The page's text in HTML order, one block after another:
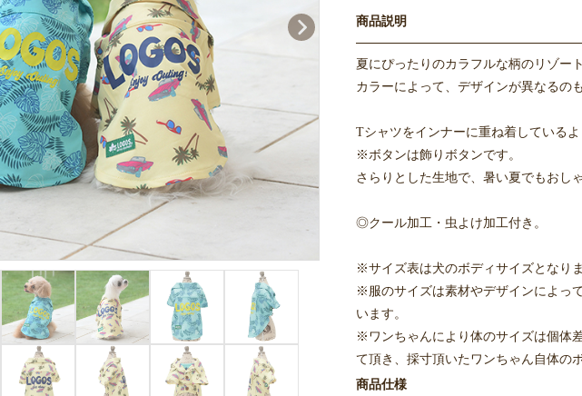
商品説明
夏にぴったりのカラフルな柄のリゾー
カラーによって、デザインが異なるの
Tシャツをインナーに重ね着している
※ボタンは飾りボタンです。
さらりとした生地で、暑い夏でもおし
◎クール加工・虫よけ加工付き。
※サイズ表は犬のボディサイズとなりま
※服のサイズは素材やデザインによっ
います。
※ワンちゃんにより体のサイズは個体
て頂き、採寸頂いたワンちゃん自体の
ください。
商品仕様